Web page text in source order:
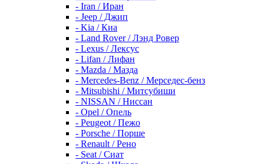
- Iran / Иран
- Jeep / Джип
- Kia / Киа
- Land Rover / Лэнд Ровер
- Lexus / Лексус
- Lifan / Лифан
- Mazda / Мазда
- Mercedes-Benz / Мерседес-бенз
- Mitsubishi / Митсубиши
- NISSAN / Ниссан
- Opel / Опель
- Peugeot / Пежо
- Porsche / Порше
- Renault / Рено
- Seat / Сиат